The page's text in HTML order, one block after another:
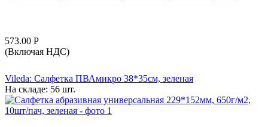
573.00 Р
(Включая НДС)
Vileda: Салфетка ПВАмикро 38*35см, зеленая
На складе: 56 шт.